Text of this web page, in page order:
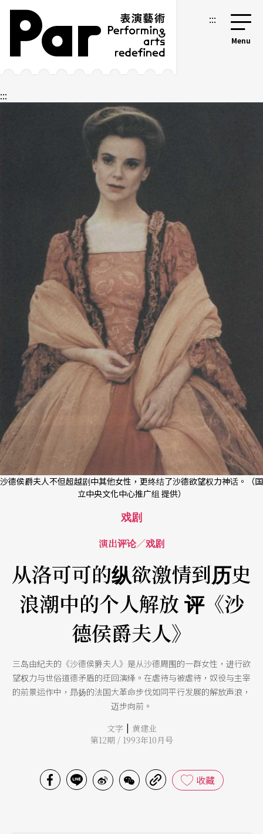
跳到主要内容区块
网站导览 :::
:::
沙德侯爵夫人不但超越剧中其他女性，更终结了沙德欲望权力神话。（国
立中央文化中心推广组 提供）
戏剧
演出评论／戏剧
从洛可可的纵欲激情到历史
浪潮中的个人解放 评《沙
德侯爵夫人》
三岛由纪夫的《沙德侯爵夫人》是从沙德周围的一群女性，进行欲
望权力与世俗道德矛盾的迂回演绎。在虐待与被虐待，奴役与主宰
的前景运作中，昻扬的法国大革命步伐如同平行发展的解放声浪，
迈步向前。
文字 | 黄建业
第12期 / 1993年10月号
收藏